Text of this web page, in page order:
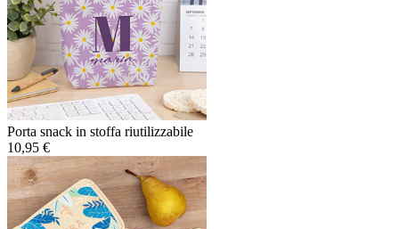
Porta snack in stoffa riutilizzabile
10,95 €